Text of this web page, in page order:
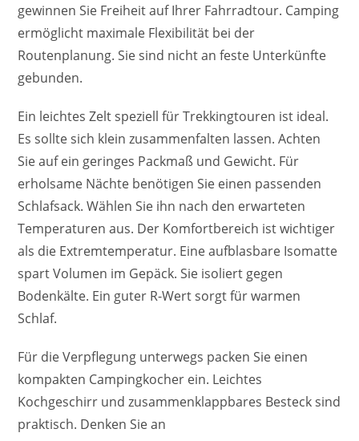
gewinnen Sie Freiheit auf Ihrer Fahrradtour. Camping
ermöglicht maximale Flexibilität bei der
Routenplanung. Sie sind nicht an feste Unterkünfte
gebunden.
Ein leichtes Zelt speziell für Trekkingtouren ist ideal.
Es sollte sich klein zusammenfalten lassen. Achten
Sie auf ein geringes Packmaß und Gewicht. Für
erholsame Nächte benötigen Sie einen passenden
Schlafsack. Wählen Sie ihn nach den erwarteten
Temperaturen aus. Der Komfortbereich ist wichtiger
als die Extremtemperatur. Eine aufblasbare Isomatte
spart Volumen im Gepäck. Sie isoliert gegen
Bodenkälte. Ein guter R-Wert sorgt für warmen
Schlaf.
Für die Verpflegung unterwegs packen Sie einen
kompakten Campingkocher ein. Leichtes
Kochgeschirr und zusammenklappbares Besteck sind
praktisch. Denken Sie an